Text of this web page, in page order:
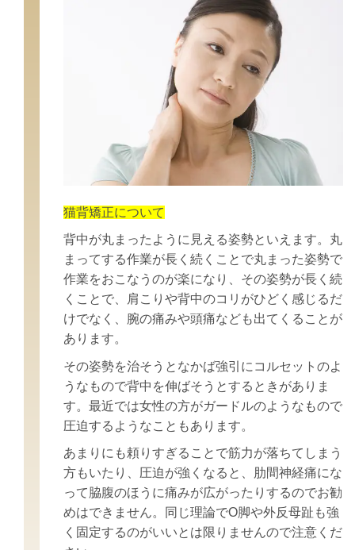
猫背矯正について
背中が丸まったように見える姿勢といえます。 丸
まってする作業が長く続くことで丸まった姿勢で
作業をおこなうのが楽になり、 その姿勢が長く続
くことで、肩こりや背中のコリがひどく感じるだ
けでなく、
腕の痛みや頭痛なども出てくることが
あります。
その姿勢を治そうとなかば強引にコルセットのよ
うなもので背中を伸ばそうとするときがありま
す。 最近では女性の方がガードルのようなもので
圧迫するようなこともあります。
あまりにも頼りすぎることで筋力が落ちてしまう
方もいたり、圧迫が強くなると、
肋間神経痛にな
って脇腹のほうに痛みが広がったりするのでお勧
めはできません。
同じ理論でO脚や外反母趾も強
く固定するのがいいとは限りませんので注意くだ